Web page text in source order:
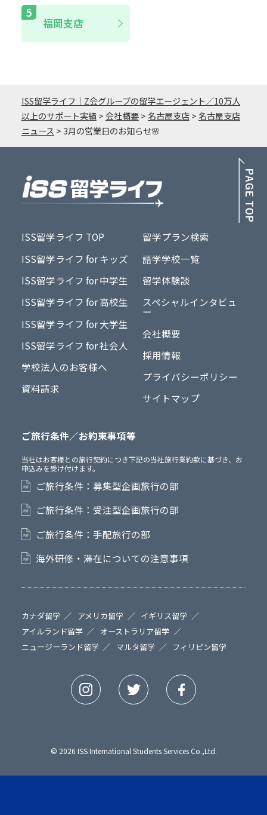
福岡支店
ISS留学ライフ｜Z会グループの留学エージェント／10万人
以上のサポート実績>会社概要>名古屋支店>名古屋支店
ニュース >3月の営業日のお知らせ🌸
ISS留学ライフ TOP
ISS留学ライフ for キッズ
ISS留学ライフ for 中学生
ISS留学ライフ for 高校生
ISS留学ライフ for 大学生
ISS留学ライフ for 社会人
学校法人のお客様へ
資料請求
留学プラン検索
語学学校一覧
留学体験談
スペシャルインタビュ
ー
会社概要
採用情報
プライバシーポリシー
サイトマップ
ご旅行条件／お約束事項等
当社はお客様との旅行契約につき下記の当社旅行業約款に基づき、お
申込みを受け付けます。
ご旅行条件：募集型企画旅行の部
ご旅行条件：受注型企画旅行の部
ご旅行条件：手配旅行の部
海外研修・滞在についての注意事項
カナダ留学 アメリカ留学
イギリス留学
アイルランド留学
オーストラリア留学
ニュージーランド留学
マルタ留学 フィリピン留学
© 2026 ISS International Students Services Co.,Ltd.